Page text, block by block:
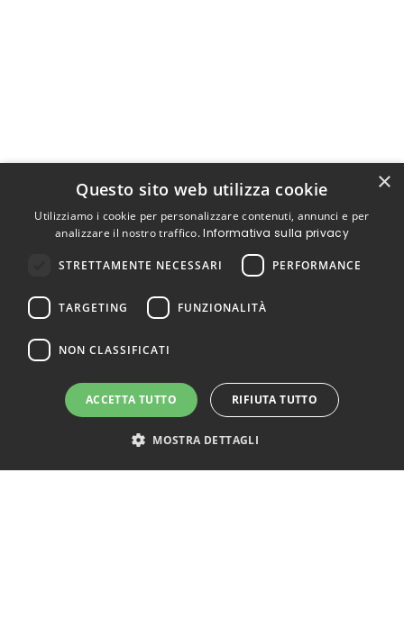
×
Questo sito web utilizza cookie
Utilizziamo i cookie per personalizzare contenuti, annunci e per
analizzare il nostro traffico.Informativa sulla privacy
STRETTAMENTE NECESSARI PERFORMANCE
TARGETING FUNZIONALITÀ
NON CLASSIFICATI
ACCETTA TUTTO RIFIUTA TUTTO
MOSTRA DETTAGLI